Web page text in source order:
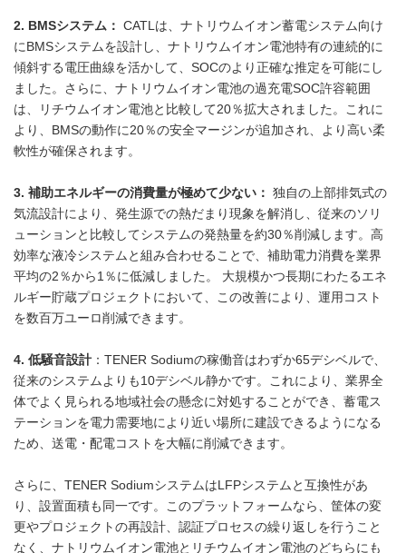
2. BMSシステム： CATLは、ナトリウムイオン蓄電システム向け
にBMSシステムを設計し、ナトリウムイオン電池特有の連続的に
傾斜する電圧曲線を活かして、SOCのより正確な推定を可能にし
ました。さらに、ナトリウムイオン電池の過充電SOC許容範囲
は、リチウムイオン電池と比較して20％拡大されました。これに
より、BMSの動作に20％の安全マージンが追加され、より高い柔
軟性が確保されます。
3. 補助エネルギーの消費量が極めて少ない： 独自の上部排気式の
気流設計により、発生源での熱だまり現象を解消し、従来のソリ
ューションと比較してシステムの発熱量を約30％削減します。高
効率な液冷システムと組み合わせることで、補助電力消費を業界
平均の2％から1％に低減しました。 大規模かつ長期にわたるエネ
ルギー貯蔵プロジェクトにおいて、この改善により、運用コスト
を数百万ユーロ削減できます。
4. 低騒音設計 ：TENER Sodiumの稼働音はわずか65デシベルで、
従来のシステムよりも10デシベル静かです。これにより、業界全
体でよく見られる地域社会の懸念に対処することができ、蓄電ス
テーションを電力需要地により近い場所に建設できるようになる
ため、送電・配電コストを大幅に削減できます。
さらに、TENER SodiumシステムはLFPシステムと互換性があ
り、設置面積も同一です。このプラットフォームなら、筐体の変
更やプロジェクトの再設計、認証プロセスの繰り返しを行うこと
なく、ナトリウムイオン電池とリチウムイオン電池のどちらにも